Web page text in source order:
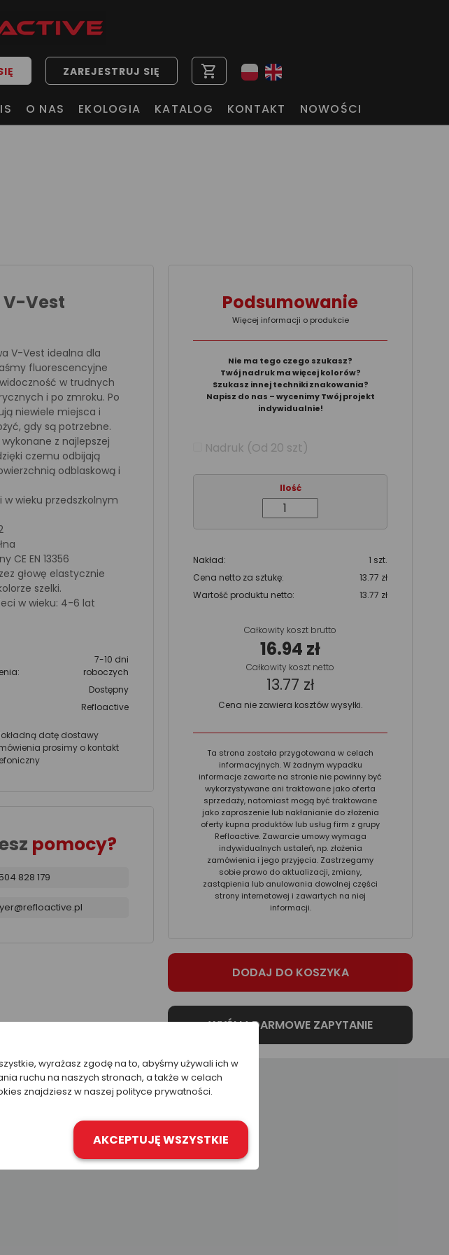
ZAREJESTRUJ SIĘ shopping_cart
O NAS EKOLOGIA KATALOG KONTAKT NOWOŚCI
V-Vest
V-Vest idealna dla
fluorescencyjne
w trudnych
i po zmroku. Po
niewiele miejsca i
gdy są potrzebne.
z najlepszej
czemu odbijają
odblaskową i
w wieku przedszkolnym
CE EN 13356
głowę elastycznie
szelki.
w wieku: 4-6 lat
7-10 dni
roboczych
Dostępny
Refloactive
datę dostawy
prosimy o kontakt
pomocy?
828 179
Podsumowanie
Więcej informacji o produkcie
Nie ma tego czego szukasz?
Twój nadruk ma więcej kolorów?
Szukasz innej techniki znakowania?
Napisz do nas – wycenimy Twój projekt
indywidualnie!
Nadruk (Od 20 szt)
Ilość
Nakład:
1 szt.
Cena netto za sztukę:
13.77 zł
Wartość produktu netto:
13.77 zł
Całkowity koszt brutto
16.94 zł
Całkowity koszt netto
13.77 zł
Cena nie zawiera kosztów wysyłki.
Ta strona została przygotowana w celach
informacyjnych. W żadnym wypadku
informacje zawarte na stronie nie powinny być
wykorzystywane ani traktowane jako oferta
sprzedaży, natomiast mogą być traktowane
jako zaproszenie lub nakłanianie do złożenia
oferty kupna produktów lub usług firm z grupy
Refloactive. Zawarcie umowy wymaga
indywidualnych ustaleń, np. złożenia
zamówienia i jego przyjęcia. Zastrzegamy
sobie prawo do aktualizacji, zmiany,
zastąpienia lub anulowania dowolnej części
strony internetowej i zawartych na niej
informacji.
wyrażasz zgodę na to, abyśmy używali ich w
ruchu na naszych stronach, a także w celach
znajdziesz w naszej polityce prywatności.
AKCEPTUJĘ WSZYSTKIE